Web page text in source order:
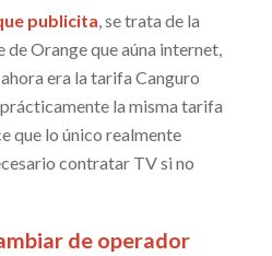
publicita, se trata de la
Orange que aúna internet,
era la tarifa Canguro
prácticamente la misma tarifa
que lo único realmente
contratar TV si no
de operador